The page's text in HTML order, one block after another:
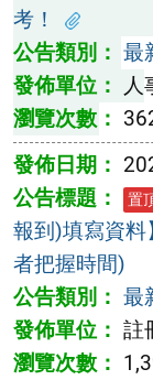
考！
最
人
置
報到)填寫資
者把握時間)
最
註